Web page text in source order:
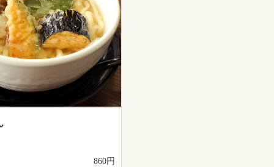
860円